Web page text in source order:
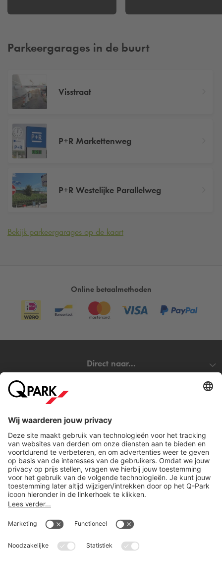
Parkeergarages in de buurt
Visstraat
P+R Markettenweg
P+R Westelijke Parallelweg
Bekijk parkeergarages op de kaart
Online betaalmethoden
Direct naar...
Copyright
Privacy statement